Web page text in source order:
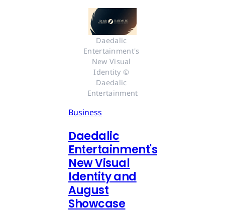
Daedalic
Entertainment's
New Visual
Identity ©
Daedalic
Entertainment
Business
Daedalic
Entertainment's
New Visual
Identity and
August
Showcase